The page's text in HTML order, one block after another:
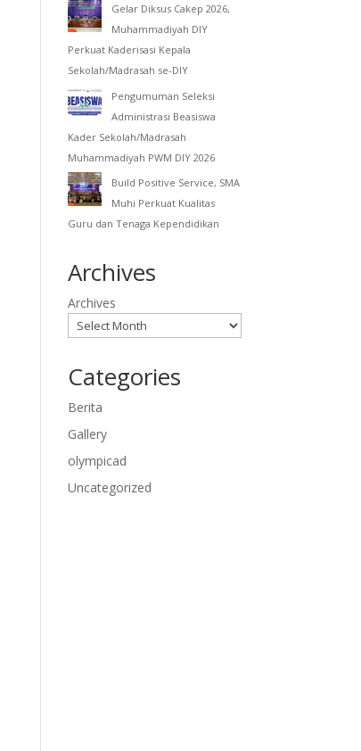
Gelar Diksus Cakep 2026,
Muhammadiyah DIY
Perkuat Kaderisasi Kepala
Sekolah/Madrasah se-DIY
Pengumuman Seleksi
Administrasi Beasiswa
Kader Sekolah/Madrasah
Muhammadiyah PWM DIY 2026
Build Positive Service, SMA
Muhi Perkuat Kualitas
Guru dan Tenaga Kependidikan
Archives
Archives
Categories
Berita
Gallery
olympicad
Uncategorized